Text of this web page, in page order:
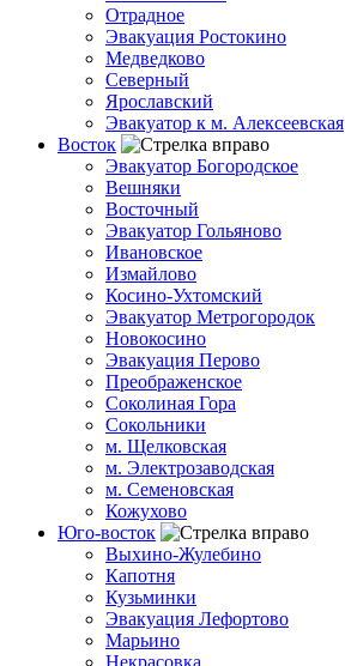
Отрадное
Эвакуация Ростокино
Медведково
Северный
Ярославский
Эвакуатор к м. Алексеевская
Восток
Эвакуатор Богородское
Вешняки
Восточный
Эвакуатор Гольяново
Ивановское
Измайлово
Косино-Ухтомский
Эвакуатор Метрогородок
Новокосино
Эвакуация Перово
Преображенское
Соколиная Гора
Сокольники
м. Щелковская
м. Электрозаводская
м. Семеновская
Кожухово
Юго-восток
Выхино-Жулебино
Капотня
Кузьминки
Эвакуация Лефортово
Марьино
Некрасовка